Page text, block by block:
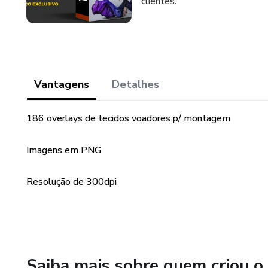
Vantagens Detalhes
186 overlays de tecidos voadores p/ montagem
Imagens em PNG
Resolução de 300dpi